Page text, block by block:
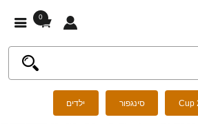
0
סינגפור ילדים